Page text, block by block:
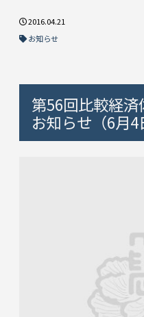
2016.04.21
お知らせ
第56回比較経
お知らせ（6月4